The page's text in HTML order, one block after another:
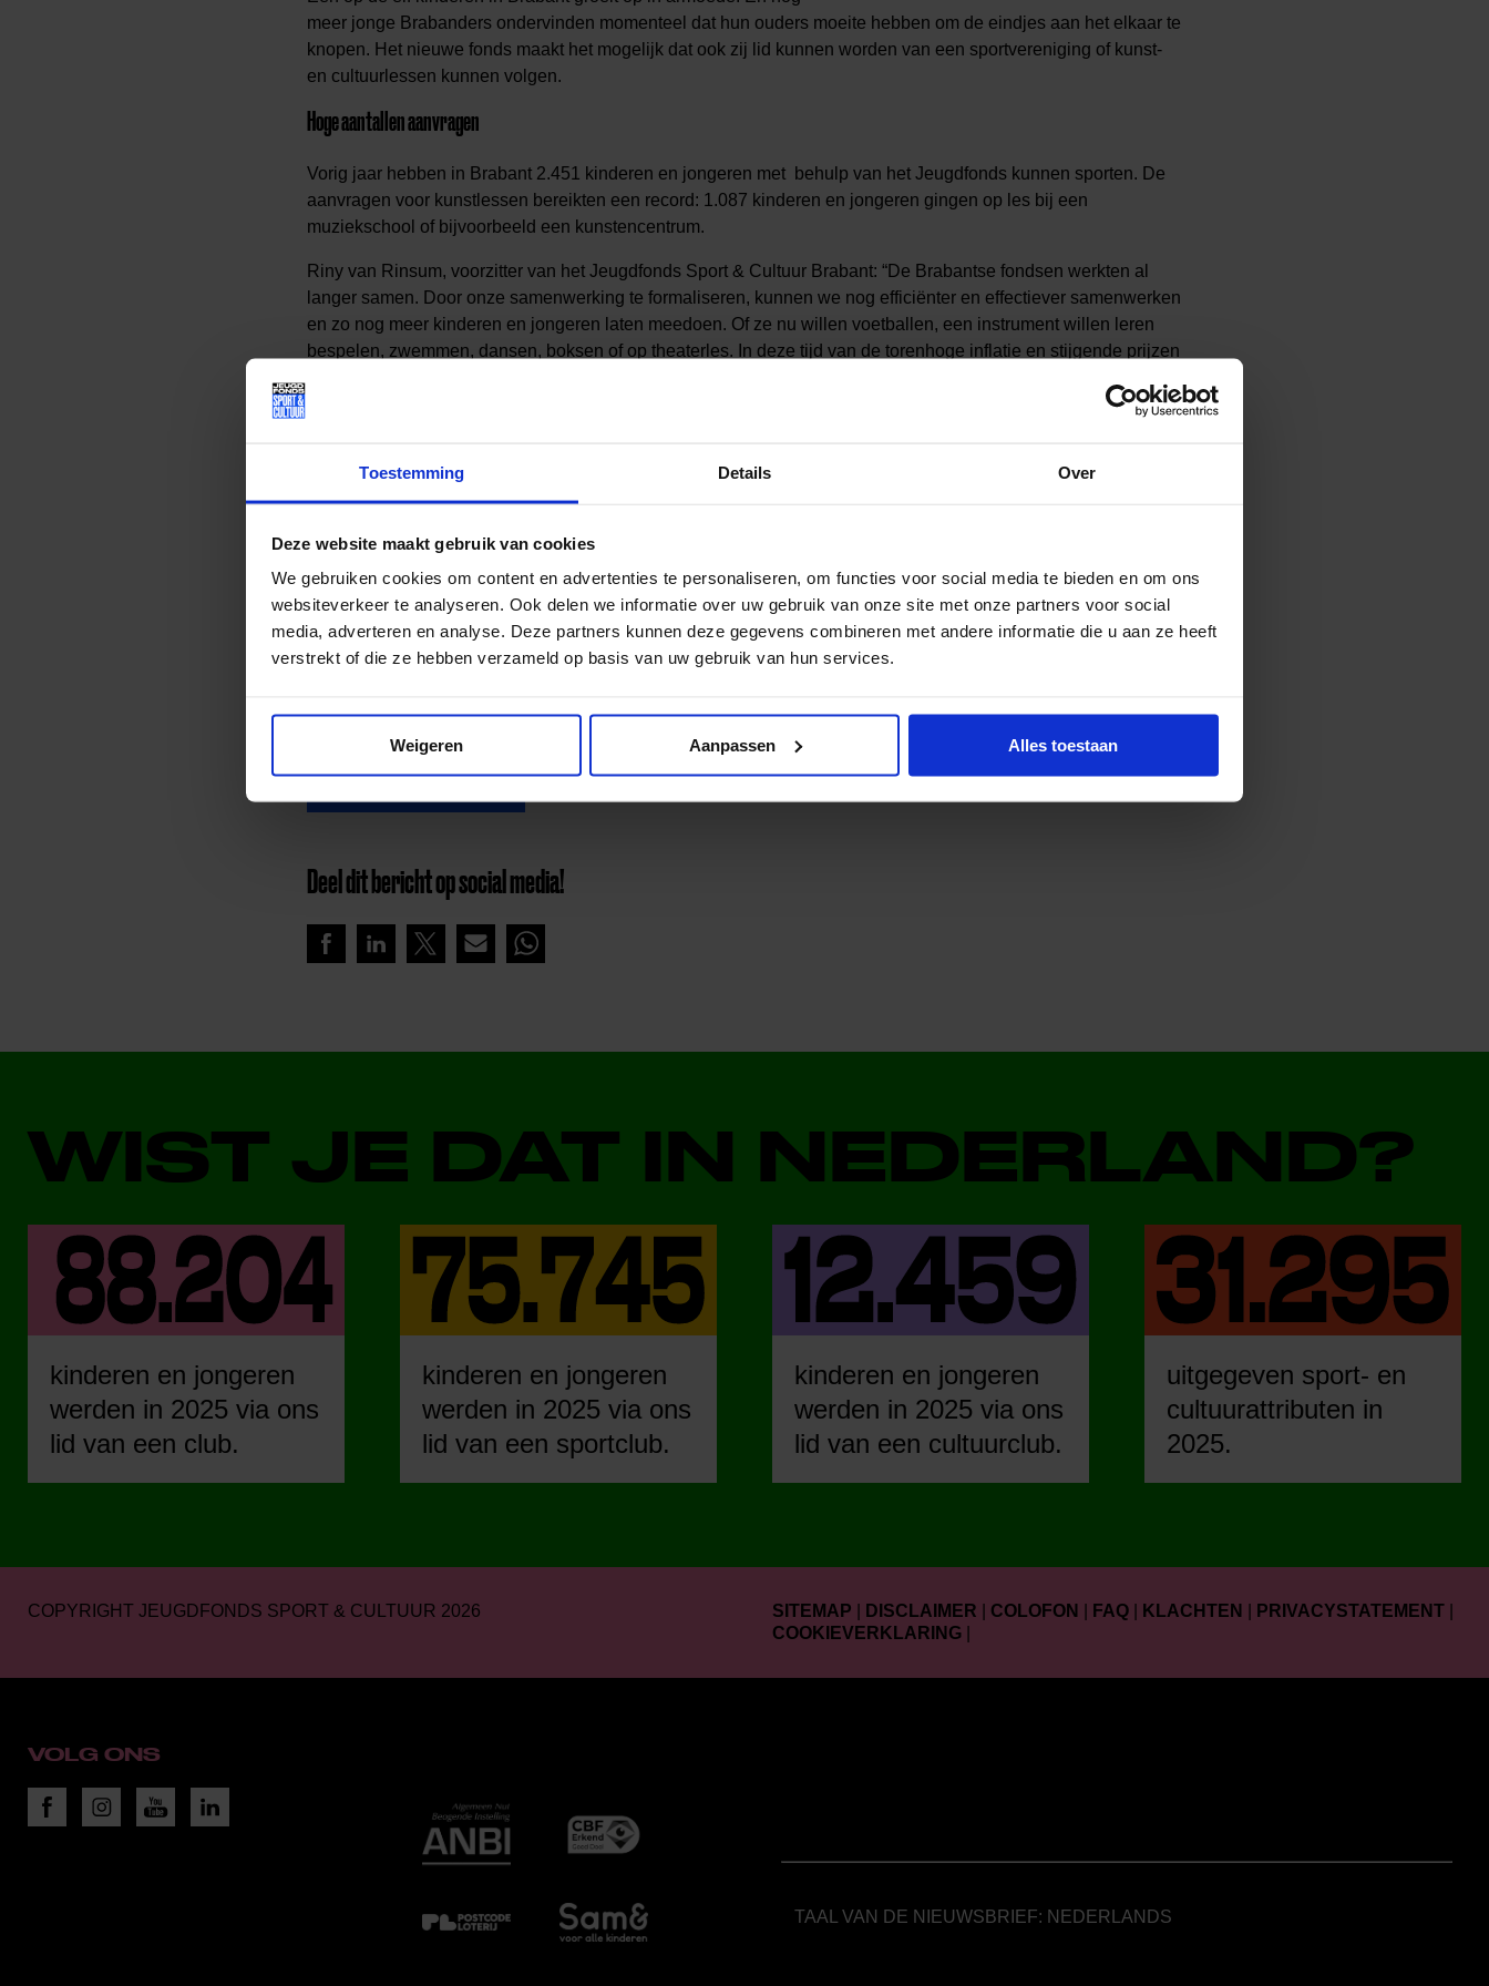
Toestemming Details Over
Deze website maakt gebruik van cookies
We gebruiken cookies om content en advertenties te personaliseren, om functies voor social media te bieden en om ons
websiteverkeer te analyseren. Ook delen we informatie over uw gebruik van onze site met onze partners voor social
media, adverteren en analyse. Deze partners kunnen deze gegevens combineren met andere informatie die u aan ze heeft
verstrekt of die ze hebben verzameld op basis van uw gebruik van hun services.
Weigeren Aanpassen Alles toestaan
meer jonge Brabanders ondervinden momenteel dat hun ouders moeite hebben om de eindjes aan het elkaar te
knopen. Het nieuwe fonds maakt het mogelijk dat ook zij lid kunnen worden van een sportvereniging of kunst-
en cultuurlessen kunnen volgen.
Hoge aantallen aanvragen
Vorig jaar hebben in Brabant 2.451 kinderen en jongeren met behulp van het Jeugdfonds kunnen sporten. De
aanvragen voor kunstlessen bereikten een record: 1.087 kinderen en jongeren gingen op les bij een
muziekschool of bijvoorbeeld een kunstencentrum.
Riny van Rinsum, voorzitter van het Jeugdfonds Sport & Cultuur Brabant: “De Brabantse fondsen werkten al
langer samen. Door onze samenwerking te formaliseren, kunnen we nog efficiënter en effectiever samenwerken
en zo nog meer kinderen en jongeren laten meedoen. Of ze nu willen voetballen, een instrument willen leren
bespelen, zwemmen, dansen, boksen of op theaterles. In deze tijd van de torenhoge inflatie en stijgende prijzen
Het Jeugdfonds Sport & Cultuur Brabant betaalt de contributie of het lesgeld voor kinderen en jongeren van 0 tot
18 jaar uit gezinnen waar te weinig geld is voor sporten of kunst en cultuur. De aanvraag voor een bijdrage
wijkteam. Op de website van het fonds staan per gemeente de contactgegevens van de zogenoemde
intermediairs die namens de ouders een bijdrage kunnen aanvragen. Binnen drie weken horen de ouders of de
aanvraag is goedgekeurd en kunnen ze hun kind(eren) opgeven. De contributie of het lesgeld gaat rechtstreeks
naar de club of de lesgever.www.jeugdfondssportencultuur.nl/brabant/
Lees meer nieuws
Deel dit bericht op social media!
WIST JE DAT IN NEDERLAND?
kinderen en jongeren
werden in 2025 via ons
lid van een club.
kinderen en jongeren
werden in 2025 via ons
lid van een sportclub.
kinderen en jongeren
werden in 2025 via ons
lid van een cultuurclub.
uitgegeven sport- en
cultuurattributen in
2025.
COPYRIGHT JEUGDFONDS SPORT & CULTUUR 2026 SITEMAP DISCLAIMER COLOFON FAQ KLACHTEN PRIVACYSTATEMENT
COOKIEVERKLARING
VOLG ONS
TAAL VAN DE NIEUWSBRIEF: NEDERLANDS